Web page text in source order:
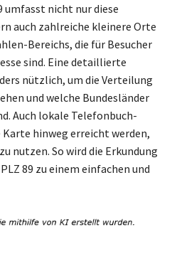
umfasst nicht nur diese
auch zahlreiche kleinere Orte
Bereichs, die für Besucher
sind. Eine detaillierte
nützlich, um die Verteilung
und welche Bundesländer
Auch lokale Telefonbuch-
hinweg erreicht werden,
nutzen. So wird die Erkundung
89 zu einem einfachen und